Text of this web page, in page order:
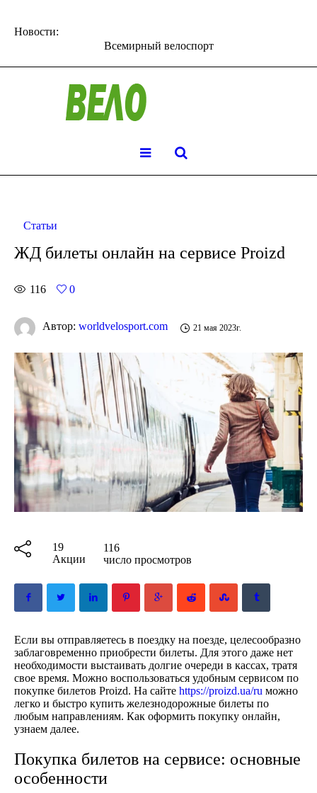
Новости:
Всемирный велоспорт
Статьи
ЖД билеты онлайн на сервисе Proizd
116 0
Автор: worldvelosport.com 21 мая 2023г.
19
Акции
116
число просмотров
Если вы отправляетесь в поездку на поезде, целесообразно
заблаговременно приобрести билеты. Для этого даже нет
необходимости выстаивать долгие очереди в кассах, тратя
свое время. Можно воспользоваться удобным сервисом по
покупке билетов Proizd. На сайте https://proizd.ua/ru можно
легко и быстро купить железнодорожные билеты по
любым направлениям. Как оформить покупку онлайн,
узнаем далее.
Покупка билетов на сервисе: основные
особенности